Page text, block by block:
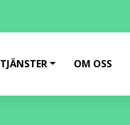
TJÄNSTER OM OSS